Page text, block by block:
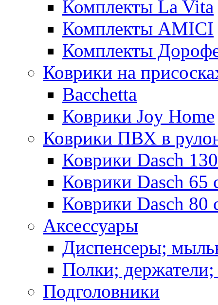
Комплекты La Vita
Комплекты AMICI
Комплекты
Коврики на
Bacchetta
Коврики Joy Home
Коврики ПВХ в
Коврики Dasch
Коврики Dasch 65
Коврики Dasch 80
Аксессуары
Диспенсеры;
Полки;
Подголовники